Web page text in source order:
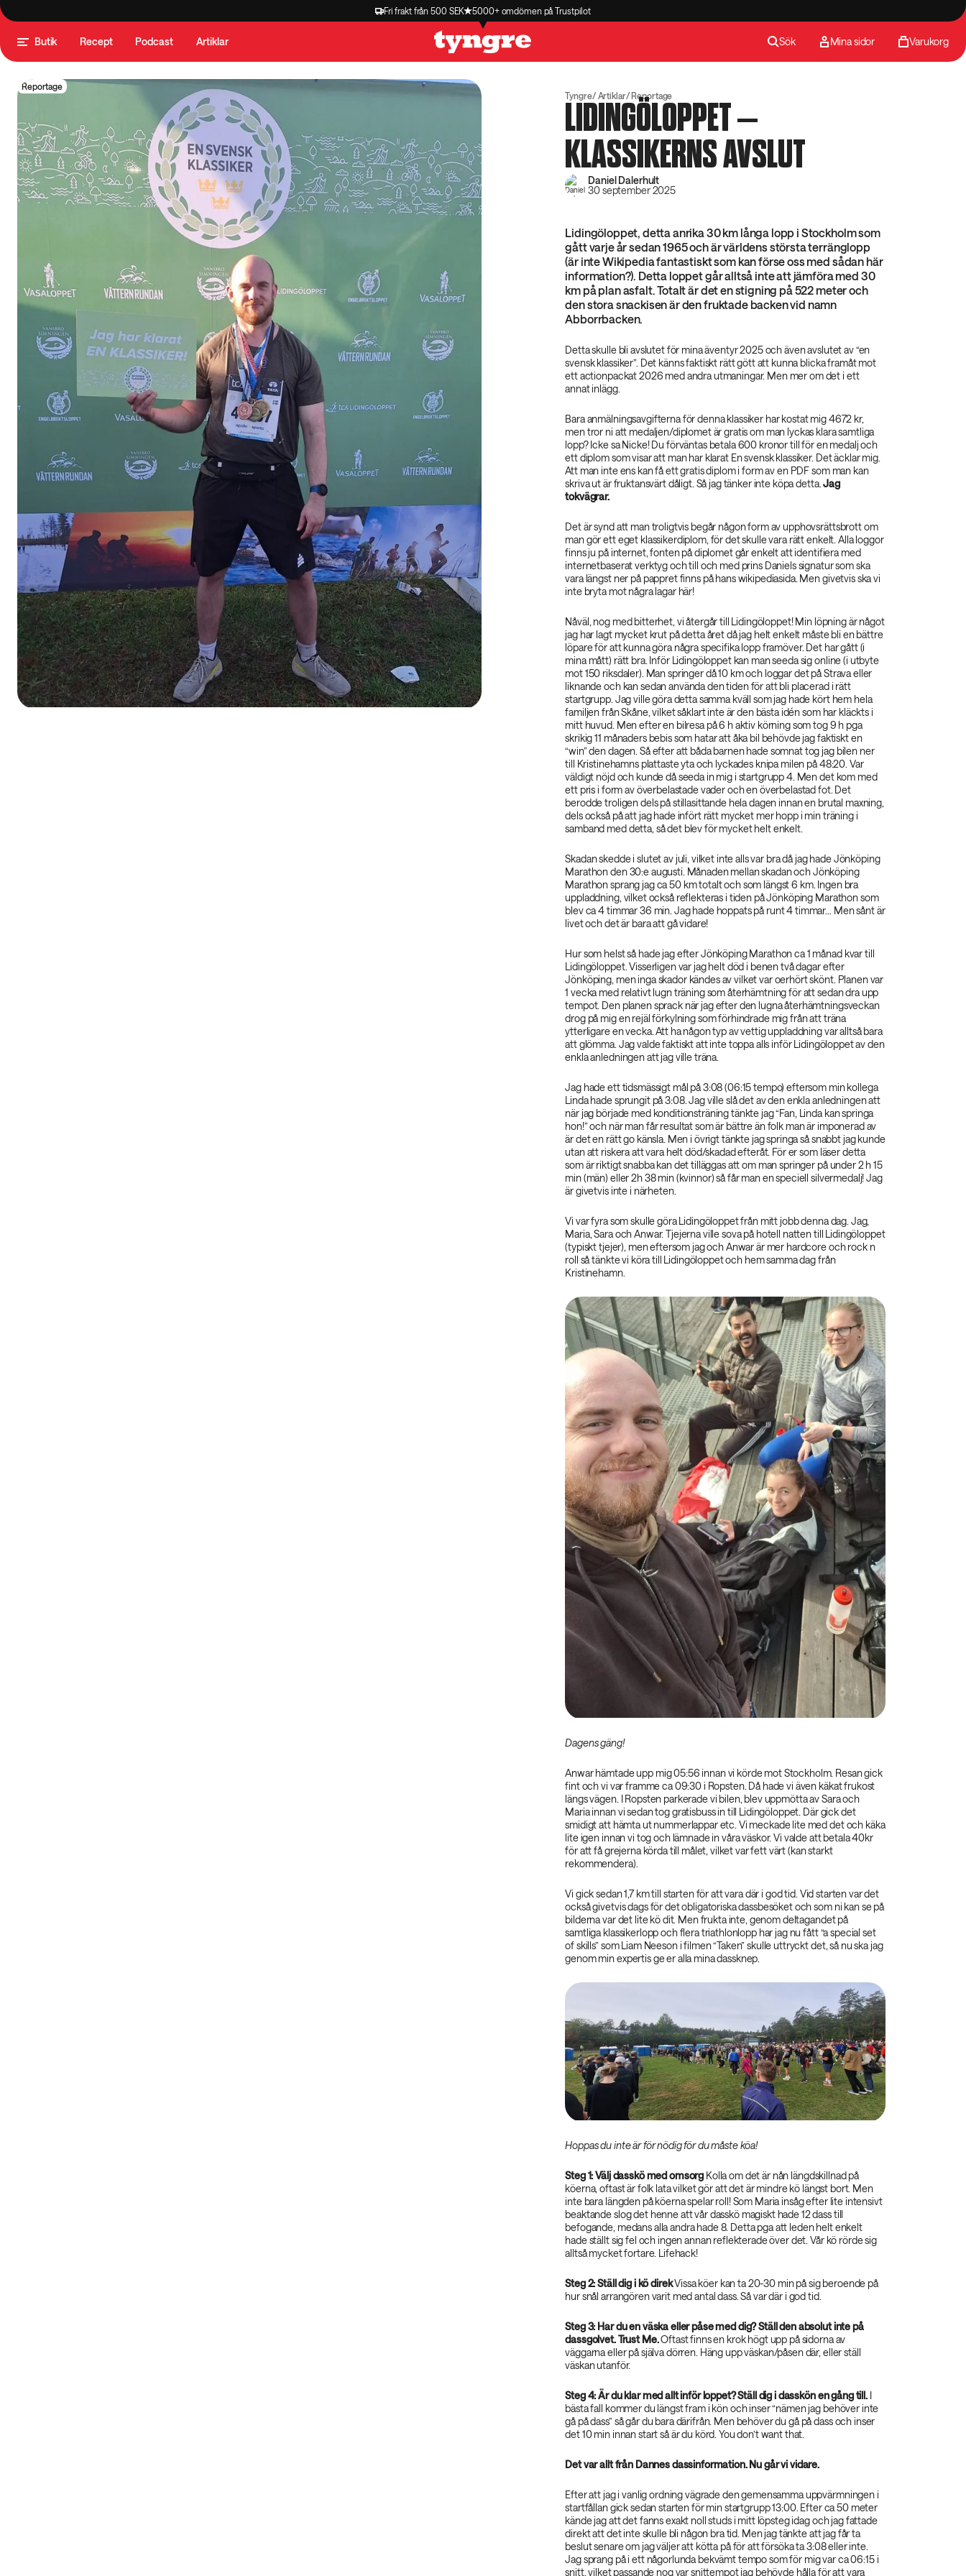
Fri frakt från 500 SEK 5000+ omdömen på Trustpilot
Butik Recept Podcast Artiklar Sök Mina sidor Varukorg
Reportage
Tyngre Artiklar Reportage
LIDINGÖLOPPET –
KLASSIKERNS AVSLUT
Daniel Dalerhult
30 september 2025
Lidingöloppet, detta anrika 30 km långa lopp i Stockholm som
gått varje år sedan 1965 och är världens största terränglopp
(är inte Wikipedia fantastiskt som kan förse oss med sådan här
information?). Detta loppet går alltså inte att jämföra med 30
km på plan asfalt. Totalt är det en stigning på 522 meter och
den stora snackisen är den fruktade backen vid namn
Abborrbacken.
Detta skulle bli avslutet för mina äventyr 2025 och även avslutet av “en
svensk klassiker”. Det känns faktiskt rätt gött att kunna blicka framåt mot
ett actionpackat 2026 med andra utmaningar. Men mer om det i ett
annat inlägg.
Bara anmälningsavgifterna för denna klassiker har kostat mig 4672 kr,
men tror ni att medaljen/diplomet är gratis om man lyckas klara samtliga
lopp? Icke sa Nicke! Du förväntas betala 600 kronor till för en medalj och
ett diplom som visar att man har klarat En svensk klassiker. Det äcklar mig.
Att man inte ens kan få ett gratis diplom i form av en PDF som man kan
skriva ut är fruktansvärt dåligt. Så jag tänker inte köpa detta.Jag
tokvägrar.
Det är synd att man troligtvis begår någon form av upphovsrättsbrott om
man gör ett eget klassikerdiplom, för det skulle vara rätt enkelt. Alla loggor
finns ju på internet, fonten på diplomet går enkelt att identifiera med
internetbaserat verktyg och till och med prins Daniels signatur som ska
vara längst ner på pappret finns på hans wikipediasida. Men givetvis ska vi
inte bryta mot några lagar här!
Nåväl, nog med bitterhet, vi återgår till Lidingöloppet! Min löpning är något
jag har lagt mycket krut på detta året då jag helt enkelt måste bli en bättre
löpare för att kunna göra några specifika lopp framöver. Det har gått (i
mina mått) rätt bra. Inför Lidingöloppet kan man seeda sig online (i utbyte
mot 150 riksdaler). Man springer då 10 km och loggar det på Strava eller
liknande och kan sedan använda den tiden för att bli placerad i rätt
startgrupp. Jag ville göra detta samma kväll som jag hade kört hem hela
familjen från Skåne, vilket såklart inte är den bästa idén som har kläckts i
mitt huvud. Men efter en bilresa på 6 h aktiv körning som tog 9 h pga
skrikig 11 månaders bebis som hatar att åka bil behövde jag faktiskt en
“win” den dagen. Så efter att båda barnen hade somnat tog jag bilen ner
till Kristinehamns plattaste yta och lyckades knipa milen på 48:20. Var
väldigt nöjd och kunde då seeda in mig i startgrupp 4. Men det kom med
ett pris i form av överbelastade vader och en överbelastad fot. Det
berodde troligen dels på stillasittande hela dagen innan en brutal maxning,
dels också på att jag hade infört rätt mycket mer hopp i min träning i
samband med detta, så det blev för mycket helt enkelt.
Skadan skedde i slutet av juli, vilket inte alls var bra då jag hade Jönköping
Marathon den 30:e augusti. Månaden mellan skadan och Jönköping
Marathon sprang jag ca 50 km totalt och som längst 6 km. Ingen bra
uppladdning, vilket också reflekteras i tiden på Jönköping Marathon som
blev ca 4 timmar 36 min. Jag hade hoppats på runt 4 timmar… Men sånt är
livet och det är bara att gå vidare!
Hur som helst så hade jag efter Jönköping Marathon ca 1 månad kvar till
Lidingöloppet. Visserligen var jag helt död i benen två dagar efter
Jönköping, men inga skador kändes av vilket var oerhört skönt. Planen var
1 vecka med relativt lugn träning som återhämtning för att sedan dra upp
tempot. Den planen sprack när jag efter den lugna återhämtningsveckan
drog på mig en rejäl förkylning som förhindrade mig från att träna
ytterligare en vecka. Att ha någon typ av vettig uppladdning var alltså bara
att glömma. Jag valde faktiskt att inte toppa alls inför Lidingöloppet av den
enkla anledningen att jag ville träna.
Jag hade ett tidsmässigt mål på 3:08 (06:15 tempo) eftersom min kollega
Linda hade sprungit på 3:08. Jag ville slå det av den enkla anledningen att
när jag började med konditionsträning tänkte jag “Fan, Linda kan springa
hon!” och när man får resultat som är bättre än folk man är imponerad av
är det en rätt go känsla. Men i övrigt tänkte jag springa så snabbt jag kunde
utan att riskera att vara helt död/skadad efteråt. För er som läser detta
som är riktigt snabba kan det tilläggas att om man springer på under 2 h 15
min (män) eller 2h 38 min (kvinnor) så får man en speciell silvermedalj! Jag
är givetvis inte i närheten.
Vi var fyra som skulle göra Lidingöloppet från mitt jobb denna dag. Jag,
Maria, Sara och Anwar. Tjejerna ville sova på hotell natten till Lidingöloppet
(typiskt tjejer), men eftersom jag och Anwar är mer hardcore och rock n
roll så tänkte vi köra till Lidingöloppet och hem samma dag från
Kristinehamn.
Dagens gäng!
Anwar hämtade upp mig 05:56 innan vi körde mot Stockholm. Resan gick
fint och vi var framme ca 09:30 i Ropsten. Då hade vi även käkat frukost
längs vägen. I Ropsten parkerade vi bilen, blev uppmötta av Sara och
Maria innan vi sedan tog gratisbuss in till Lidingöloppet. Där gick det
smidigt att hämta ut nummerlappar etc. Vi meckade lite med det och käka
lite igen innan vi tog och lämnade in våra väskor. Vi valde att betala 40kr
för att få grejerna körda till målet, vilket var fett värt (kan starkt
rekommendera).
Vi gick sedan 1,7 km till starten för att vara där i god tid. Vid starten var det
också givetvis dags för det obligatoriska dassbesöket och som ni kan se på
bilderna var det lite kö dit. Men frukta inte, genom deltagandet på
samtliga klassikerlopp och flera triathlonlopp har jag nu fått “a special set
of skills” som Liam Neeson i filmen “Taken” skulle uttryckt det, så nu ska jag
genom min expertis ge er alla mina dassknep.
Hoppas du inte är för nödig för du måste köa!
Steg 1: Välj dasskö med omsorg Kolla om det är nån längdskillnad på
köerna, oftast är folk lata vilket gör att det är mindre kö längst bort. Men
inte bara längden på köerna spelar roll! Som Maria insåg efter lite intensivt
beaktande slog det henne att vår dasskö magiskt hade 12 dass till
befogande, medans alla andra hade 8. Detta pga att leden helt enkelt
hade ställt sig fel och ingen annan reflekterade över det. Vår kö rörde sig
alltså mycket fortare. Lifehack!
Steg 2: Ställ dig i kö direkVissa köer kan ta 20-30 min på sig beroende på
hur snål arrangören varit med antal dass. Så var där i god tid.
Steg 3: Har du en väska eller påse med dig? Ställ den absolut inte på
dassgolvet. Trust Me.Oftast finns en krok högt upp på sidorna av
väggarna eller på själva dörren. Häng upp väskan/påsen där, eller ställ
väskan utanför.
Steg 4: Är du klar med allt inför loppet? Ställ dig i dasskön en gång till.I
bästa fall kommer du längst fram i kön och inser “nämen jag behöver inte
gå på dass” så går du bara därifrån. Men behöver du gå på dass och inser
det 10 min innan start så är du körd. You don’t want that.
Det var allt från Dannes dassinformation. Nu går vi vidare.
Efter att jag i vanlig ordning vägrade den gemensamma uppvärmningen i
startfållan gick sedan starten för min startgrupp 13:00. Efter ca 50 meter
kände jag att det fanns exakt noll studs i mitt löpsteg idag och jag fattade
direkt att det inte skulle bli någon bra tid. Men jag tänkte att jag får ta
beslut senare om jag väljer att kötta på för att försöka ta 3:08 eller inte.
Jag sprang på i ett någorlunda bekvämt tempo som för mig var ca 06:15 i
snitt, vilket passande nog var snittempot jag behövde hålla för att vara